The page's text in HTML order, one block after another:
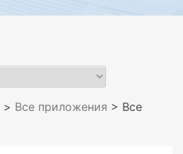
> Все приложения > Все